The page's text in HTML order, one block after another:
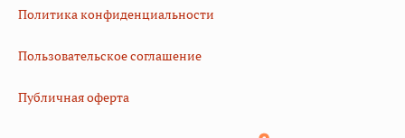
Политика конфиденциальности
Пользовательское соглашение
Публичная оферта